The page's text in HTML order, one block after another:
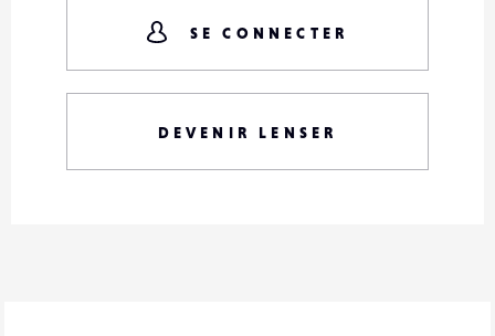
SE CONNECTER
DEVENIR LENSER